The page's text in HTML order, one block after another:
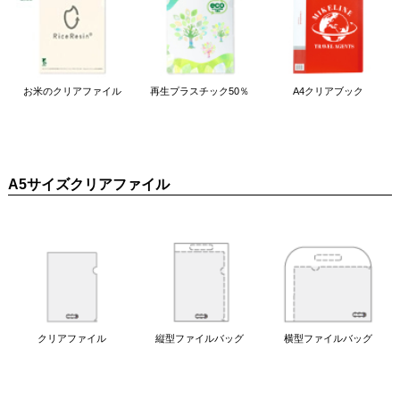
お米のクリアファイル 再生プラスチック50％ A4クリアブック
A5サイズクリアファイル
クリアファイル 縦型ファイルバッグ 横型ファイルバッグ